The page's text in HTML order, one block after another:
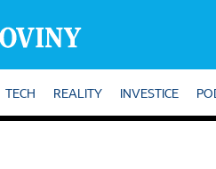
TECH REALITY INVESTICE